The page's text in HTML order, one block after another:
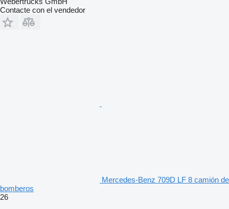
Contacte con el vendedor
Mercedes-Benz 709D LF 8 camión de
bomberos
26